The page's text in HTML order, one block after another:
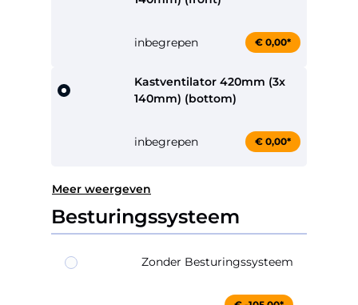
inbegrepen € 0,00*
Kastventilator 420mm (3x
140mm) (bottom)
inbegrepen € 0,00*
Meer weergeven
Besturingssysteem
Zonder Besturingssysteem